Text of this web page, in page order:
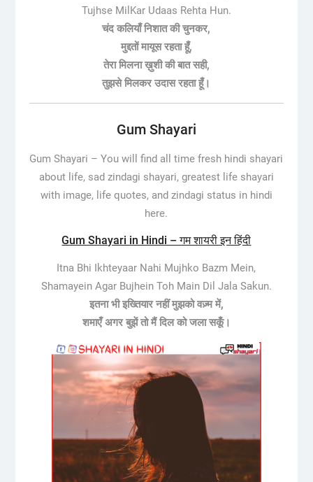
Tujhse MilKar Udaas Rehta Hun.
चंद कलियाँ निशात की चुनकर,
मुद्दतों मायूस रहता हूँ,
तेरा मिलना ख़ुशी की बात सही,
तुझसे मिलकर उदास रहता हूँ।
Gum Shayari
Gum Shayari –You will find all time fresh hindi shayari
about life, sad zindagi shayari, greatest life shayari
with image, life quotes, and zindagi status in hindi
here.
Gum Shayari in Hindi – गम शायरी इन हिंदी
Itna Bhi Ikhteyaar Nahi Mujhko Bazm Mein,
Shamayein Agar Bujhein Toh Main Dil Jala Sakun.
इतना भी इख्तियार नहीं मुझको वज़्म में,
शमाएँ अगर बुझें तो मैं दिल को जला सकूँ।